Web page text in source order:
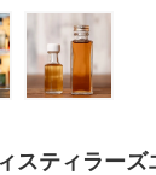
スティラーズ